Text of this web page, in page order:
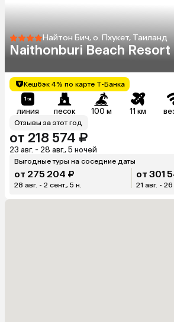
Найтон Бич, о. Пхукет, Таиланд
Naithonburi Beach Resort
Кешбэк 4% по карте Т-Банка
линия песок 100 м 11 км
Отзывы за этот год
от 218 574 ₽
23 авг. - 28 авг., 5 ночей
Выгодные туры на соседние даты
от 275 204 ₽
28 авг. - 2 сент., 5 н.
от 301
21 авг. - 26